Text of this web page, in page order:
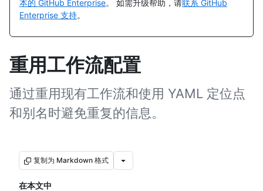
本的 GitHub Enterprise。 如需升级帮助，请联系 GitHub
Enterprise 支持。
重用工作流配置
通过重用现有工作流和使用 YAML 定位点
和别名时避免重复的信息。
复制为 Markdown 格式
在本文中